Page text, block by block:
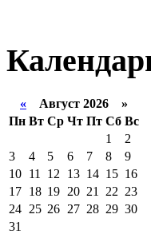
« Август 2026 »
Пн Вт Ср Чт Пт Сб Вс
1
2
3
4 5 6 7 8
9
10 11 12 13 14 15 16
17 18 19 20 21 22 23
24 25 26 27 28 29 30
31